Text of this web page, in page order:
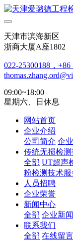
天津市滨海新区
浙商大厦A座1802
022-25300188，+86
09:00~18:00
星期六、日休息
网站首页
企业介绍
公司简介 企
传统无损检
全部 UT超声
粉检测技术服
人员招聘
企业荣誉
新闻中心
全部 企业新闻
联系我们
全部 在线留言